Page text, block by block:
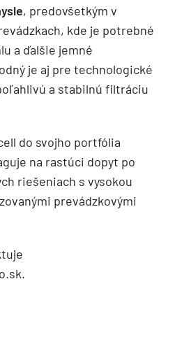
, predovšetkým v
kde je potrebné
a ďalšie jemné
je aj pre technologické
a stabilnú filtráciu
do svojho portfólia
na rastúci dopyt po
riešeniach s vysokou
prevádzkovými